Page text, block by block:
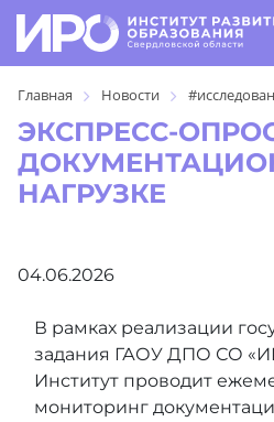
Главная Новости
ЭКСПРЕСС-
НАГРУЗКЕ
04.06.2026
В рамках реализации
задания ГАОУ ДПО СО
Институт проводит
мониторинг